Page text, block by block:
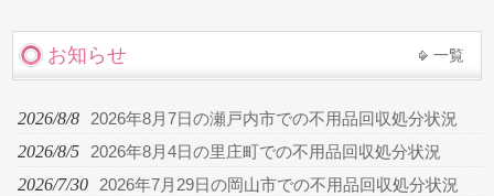
お知らせ 一覧
2026/8/8 2026年8月7日の瀬戸内市での不用品回収処分状況
2026/8/5 2026年8月4日の里庄町での不用品回収処分状況
2026/7/30 2026年7月29日の岡山市での不用品回収処分状況